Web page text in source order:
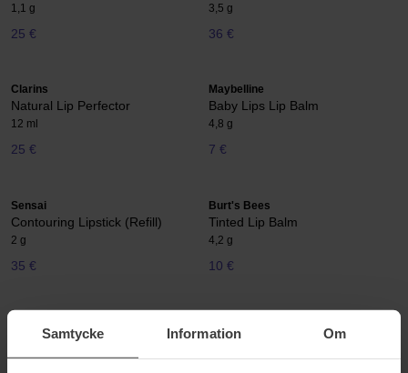
Samtycke Information Om
1,1 g
25 €
3,5 g
36 €
Clarins
Natural Lip Perfector
12 ml
25 €
Maybelline
Baby Lips Lip Balm
4,8 g
7 €
Sensai
Contouring Lipstick (Refill)
2 g
35 €
Burt's Bees
Tinted Lip Balm
4,2 g
10 €
Water Lip Stain
7 ml
Glow Fixing Tint
3,8 g